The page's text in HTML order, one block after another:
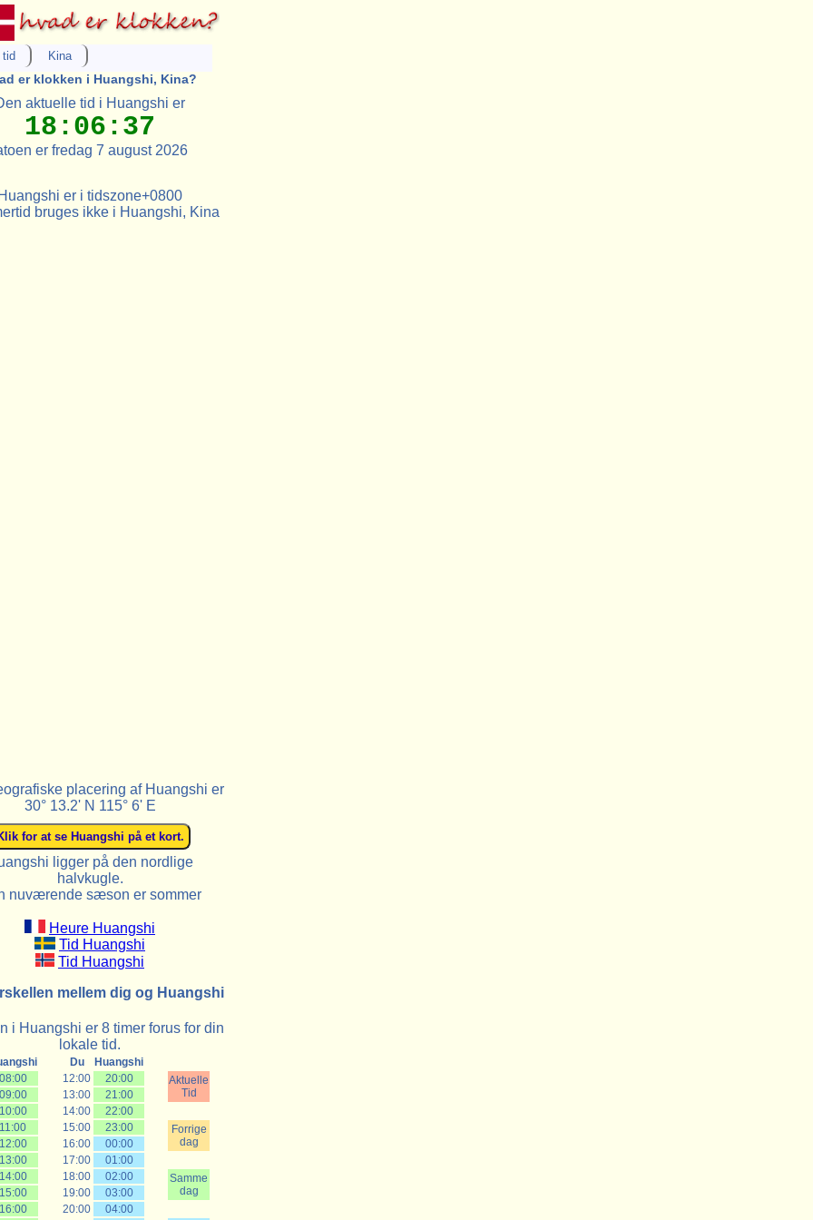
tid Kina
er klokken i Huangshi, Kina?
aktuelle tid i Huangshi er
18:06:37
er fredag 7 august 2026
Huangshi er i tidszone+0800
bruges ikke i Huangshi, Kina
placering af Huangshi er
30° 13.2' N 115° 6' E
ligger på den nordlige
halvkugle.
nuværende sæson er sommer
Heure Huangshi
Tid Huangshi
Tid Huangshi
mellem dig og Huangshi
i Huangshi er 8 timer forus for din
lokale tid.
Du
Huangshi
08:00 12:00 20:00
Aktuelle
Tid
09:00 13:00
21:00
10:00 14:00
22:00
11:00 15:00 23:00
Forrige
dag
12:00 16:00
00:00
13:00 17:00
01:00
14:00 18:00 02:00
Samme
dag
15:00 19:00
03:00
16:00 20:00
04:00